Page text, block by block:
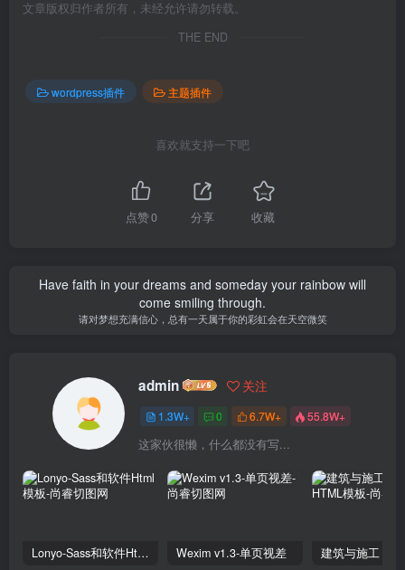
文章版权归作者所有，未经允许请勿转载。
THE END
wordpress插件 主题插件
喜欢就支持一下吧
点赞0 分享 收藏
Have faith in your dreams and someday your rainbow will
come smiling through.
请对梦想充满信心，总有一天属于你的彩虹会在天空微笑
admin 关注
1.3W+ 0 6.7W+ 55.8W+
这家伙很懒，什么都没有写...
Lonyo-Sass和软件Html模板 Wexim v1.3-单页视差